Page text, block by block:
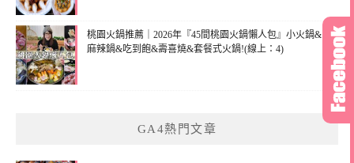
桃園火鍋推薦｜2026年『45間桃園火鍋懶人包』小火鍋&
麻辣鍋&吃到飽&壽喜燒&套餐式火鍋!(線上：4)
GA4熱門文章